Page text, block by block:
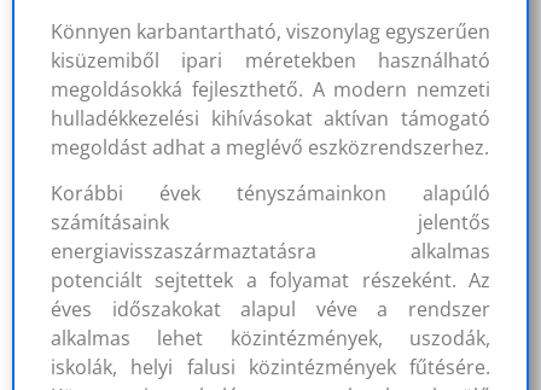
Könnyen karbantartható, viszonylag egyszerűen
kisüzemiből ipari méretekben használható
megoldásokká fejleszthető. A modern nemzeti
hulladékkezelési kihívásokat aktívan támogató
megoldást adhat a meglévő eszközrendszerhez.
Korábbi évek tényszámainkon alapúló
számításaink jelentős
energiavisszaszármaztatásra alkalmas
potenciált sejtettek a folyamat részeként. Az
éves időszakokat alapul véve a rendszer
alkalmas lehet közintézmények, uszodák,
iskolák, helyi falusi közintézmények fűtésére.